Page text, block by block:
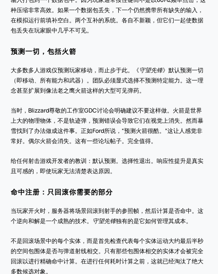
种压缩非常高效。如果一个数据包丢失，下一个仍然携带所有缺失的输入，
在模拟运行前填补空白。两个互补的系统。各自不新颖，但它们一起使数据
包丢失在玩家眼中几乎不可见。
预测一切，包括火箭
大多数多人游戏仅预测玩家移动，而止步于此。《守望先锋》默认预测一切
（即移动、所有能力和武器）。团队必须显式选择不预测特定能力。这一理
念甚至扩展到像法老之鹰火箭这样的大型可见弹药。
当时，Blizzard尊敬的工作室GDC讨论会明确建议不要这样做。火箭是世界
上大的物理物体，不是轨迹弹，预测错误会导致它们在视觉上消失。然而暴
雪找到了办法做成这件事。正如Ford所说，“预测火箭很酷。”这让人感觉非
常好。偶尔火箭会消失。这有一些论坛帖子。完全值得。
给任何射击游戏开发者的教训：默认预测。选择性退出。响应性提升是真实
且可感的，即使玩家无法清楚表达原因。
命中注册：只回滚你需要的部分
当玩家开火时，服务器将场景回滚到射手的参照帧，然后计算是否命中。这
个逆向和解是一个成熟的技术。 守望先锋独有的是它如何管理其成本。
不是回滚场景中的每个实体，而是首先检查代表每个实体运动大约最后半秒
的空间包围体是否与弹道射线相交。只有那些包围体相交的实体才会被完全
回滚以进行精确命中计算。在进行任何耗时计算之前，这就已经淘汰了绝大
多数候选对象。